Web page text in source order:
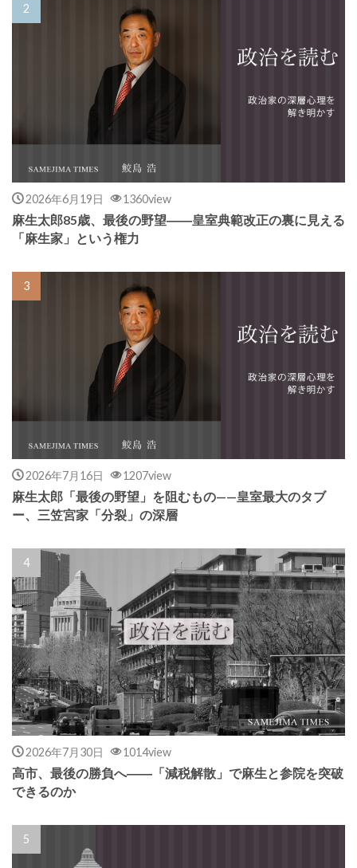
2026年6月19日 1360view
麻生太郎85歳、最後の野望――皇室典範改正の裏に見える
「麻生家」という権力
2026年7月16日 1207view
麻生太郎「最後の野望」を阻むもの——皇室最大のタブ
ー、三笠宮家「分裂」の深層
2026年7月30日 1014view
高市、最後の勝負へ――「減税解散」で麻生と参院を突破
できるのか